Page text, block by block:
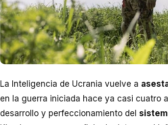
La Inteligencia de Ucrania vuelve a
en la guerra iniciada hace ya casi cuatro
desarrollo y perfeccionamiento del